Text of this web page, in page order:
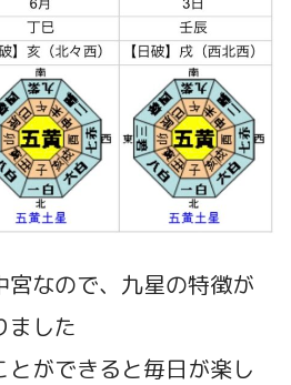
宮なので、九星の特徴が
ました
ができると毎日が楽し